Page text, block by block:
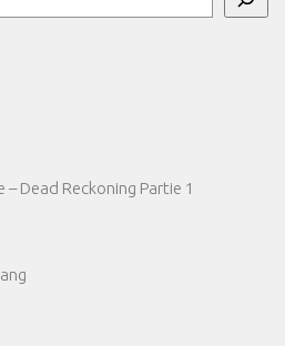
Dead Reckoning Partie 1